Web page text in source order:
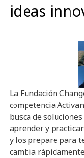
ideas
La Fundación
competencia
busca de
aprender y
y los prepare para
cambia